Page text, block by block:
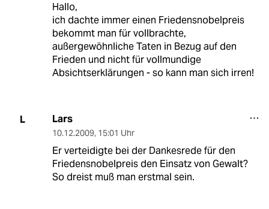
Hallo,
ich dachte immer einen Friedensnobelpreis
bekommt man für vollbrachte,
außergewöhnliche Taten in Bezug auf den
Frieden und nicht für vollmundige
Absichtserklärungen - so kann man sich irren!
L Lars
10.12.2009, 15:01 Uhr
Er verteidigte bei der Dankesrede für den
Friedensnobelpreis den Einsatz von Gewalt?
So dreist muß man erstmal sein.